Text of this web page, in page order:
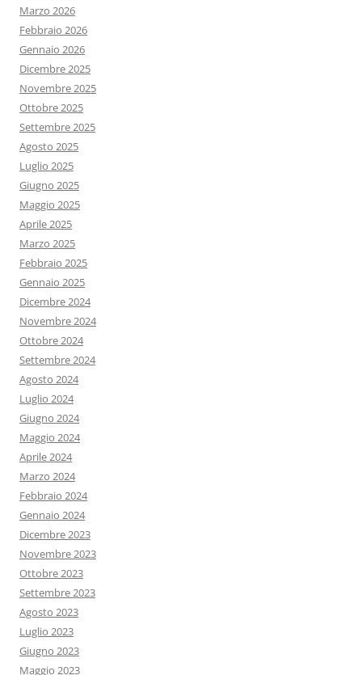
Marzo 2026
Febbraio 2026
Gennaio 2026
Dicembre 2025
Novembre 2025
Ottobre 2025
Settembre 2025
Agosto 2025
Luglio 2025
Giugno 2025
Maggio 2025
Aprile 2025
Marzo 2025
Febbraio 2025
Gennaio 2025
Dicembre 2024
Novembre 2024
Ottobre 2024
Settembre 2024
Agosto 2024
Luglio 2024
Giugno 2024
Maggio 2024
Aprile 2024
Marzo 2024
Febbraio 2024
Gennaio 2024
Dicembre 2023
Novembre 2023
Ottobre 2023
Settembre 2023
Agosto 2023
Luglio 2023
Giugno 2023
Maggio 2023